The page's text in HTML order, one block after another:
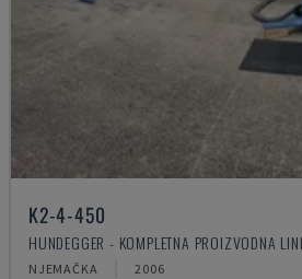
K2-4-450
HUNDEGGER - KOMPLETNA PROIZVODNA
NJEMAČKA 2006